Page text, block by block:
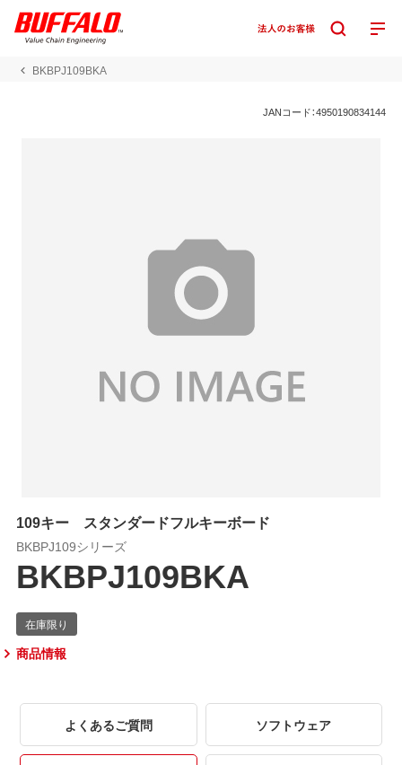
BKBPJ109BKA
JANコード：4950190834144
109キー スタンダードフルキーボード
BKBPJ109シリーズ
BKBPJ109BKA
商品情報
よくあるご質問 ソフトウェア